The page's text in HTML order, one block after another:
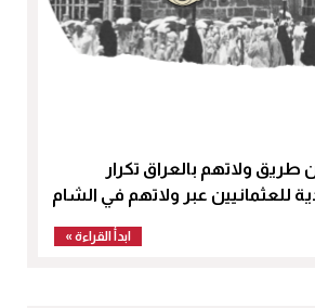
ولاتهم بالعراق تكرار
للعثمانيين عبر ولاتهم في الشام
ابدأ القراءة »